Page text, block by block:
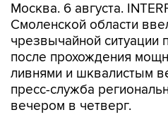
чрезвычайной ситуации
после прохождения
ливнями и шквалистым
пресс-служба
вечером в четверг.
Мощный циклон с